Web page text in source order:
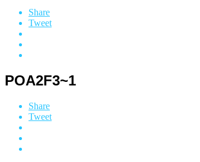
Share
Tweet
POA2F3~1
Share
Tweet